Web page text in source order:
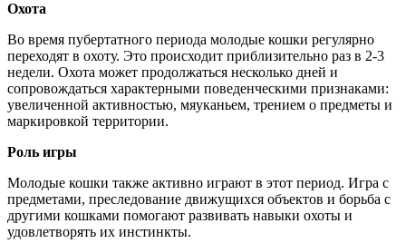
Охота
Во время пубертатного периода молодые кошки регулярно
переходят в охоту. Это происходит приблизительно раз в 2-3
недели. Охота может продолжаться несколько дней и
сопровождаться характерными поведенческими признаками:
увеличенной активностью, мяуканьем, трением о предметы и
маркировкой территории.
Роль игры
Молодые кошки также активно играют в этот период. Игра с
предметами, преследование движущихся объектов и борьба с
другими кошками помогают развивать навыки охоты и
удовлетворять их инстинкты.